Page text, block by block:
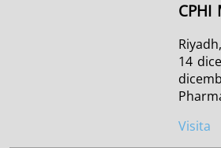
CPHI
14
Visita